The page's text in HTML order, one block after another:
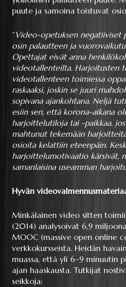
puute ja samoina toistuvat
”Video-opetuksen
osin palautteen ja
Opettajat eivät anna
videotallenteilta. Harjoitusten
videotallenteen toimiessa
raskaaksi, joskin se juuri
sopivana ajankohtana. Neljä
esiin sen, että korona-aikana
harjoittelutiloja tai -paikkaa, jos
mahtunut tekemään
osioita kelattiin eteenpäin.
harjoittelumotivaatio kärsivät,
samanlaisina useamman
Hyvän
Minkälainen video sitten
(2014) analysoivat 6,9
MOOC (massive open online
verkkokursseista. Heidän
muassa, että yli 6–9 minuutin
ajan haaskausta. Tutkijat
seikkoja: